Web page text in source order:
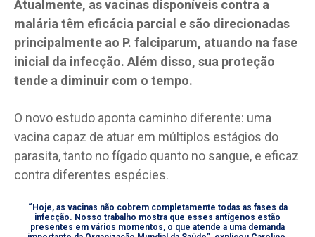
Atualmente, as vacinas disponíveis contra a
malária têm eficácia parcial e são direcionadas
principalmente ao P. falciparum, atuando na fase
inicial da infecção. Além disso, sua proteção
tende a diminuir com o tempo.
O novo estudo aponta caminho diferente: uma
vacina capaz de atuar em múltiplos estágios do
parasita, tanto no fígado quanto no sangue, e eficaz
contra diferentes espécies.
“Hoje, as vacinas não cobrem completamente todas as fases da
infecção. Nosso trabalho mostra que esses antígenos estão
presentes em vários momentos, o que atende a uma demanda